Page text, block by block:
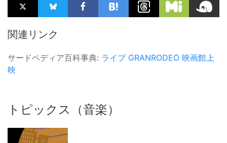
関連リンク
サードペディア百科事典: ライブ GRANRODEO 映画館上
映
トピックス（音楽）